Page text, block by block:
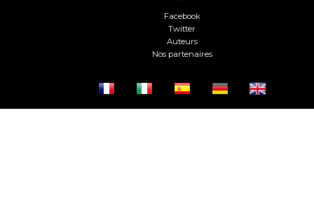
Facebook
Twitter
Auteurs
Nos partenaires